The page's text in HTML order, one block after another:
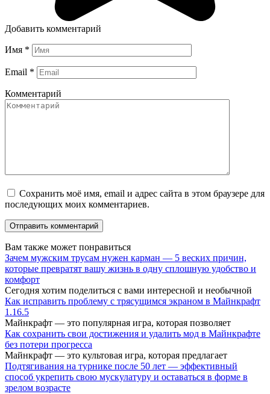
Добавить комментарий
Имя *
Email *
Комментарий
Сохранить моё имя, email и адрес сайта в этом браузере для
последующих моих комментариев.
Вам также может понравиться
Зачем мужским трусам нужен карман — 5 веских причин,
которые превратят вашу жизнь в одну сплошную удобство и
комфорт
Сегодня хотим поделиться с вами интересной и необычной
Как исправить проблему с трясущимся экраном в Майнкрафт
1.16.5
Майнкрафт — это популярная игра, которая позволяет
Как сохранить свои достижения и удалить мод в Майнкрафте
без потери прогресса
Майнкрафт — это культовая игра, которая предлагает
Подтягивания на турнике после 50 лет — эффективный
способ укрепить свою мускулатуру и оставаться в форме в
зрелом возрасте